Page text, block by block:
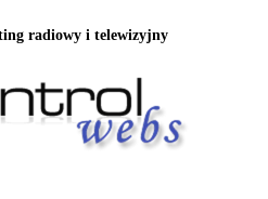
radiowy i telewizyjny